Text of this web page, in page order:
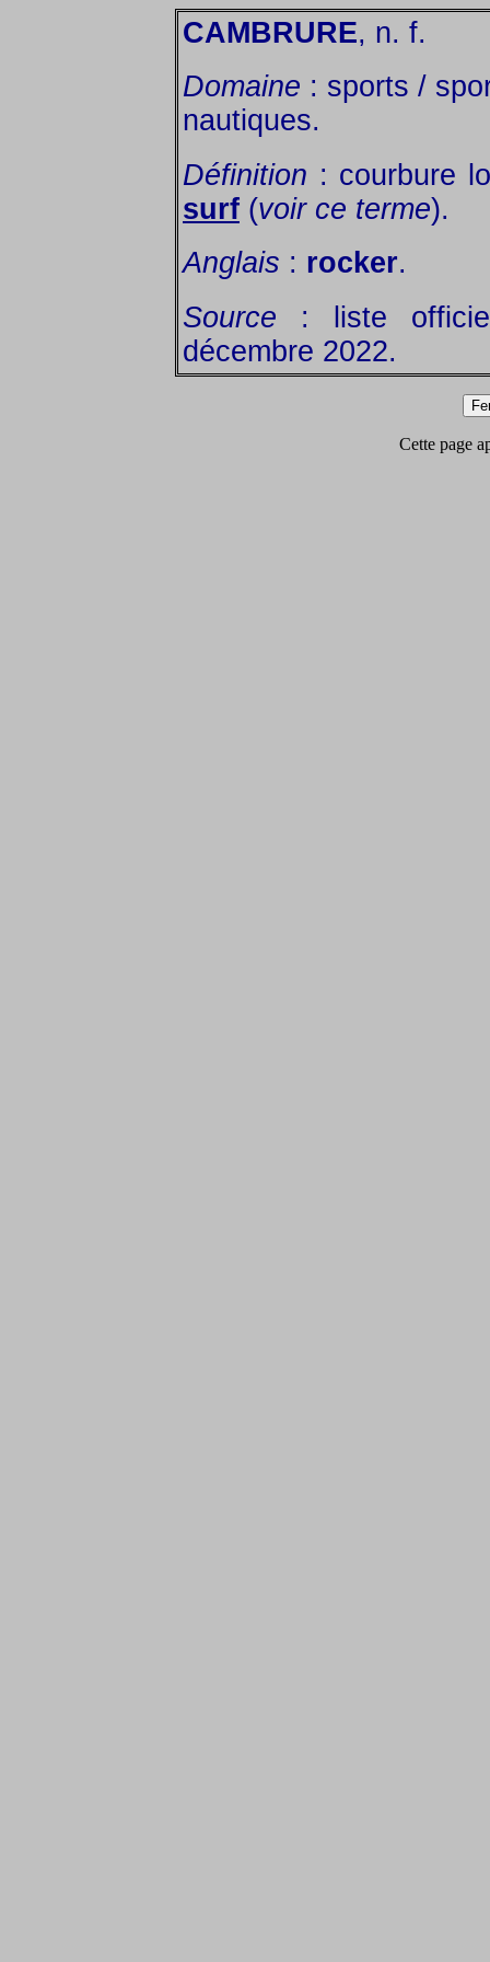
CAMBRURE, n. f.
Domaine : sports /
nautiques.
Définition : courbure
surf (voir ce terme).
Anglais : rocker.
Source : liste
décembre 2022.
Cette page